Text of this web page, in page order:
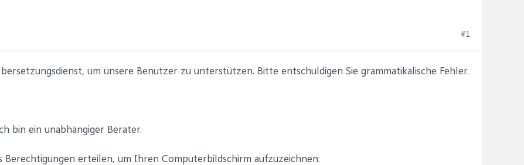
#1
um unsere Benutzer zu unterstützen. Bitte entschuldigen Sie grammatikalische Fehler.
bin ein unabhängiger Berater.
Berechtigungen erteilen, um Ihren Computerbildschirm aufzuzeichnen: